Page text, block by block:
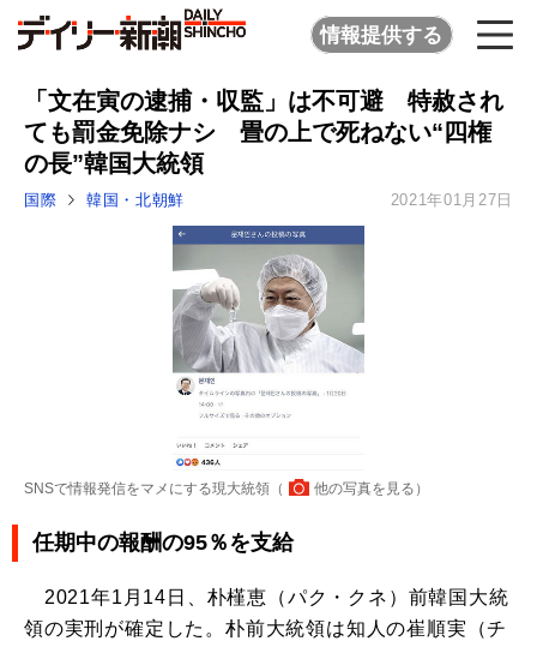
情報提供する
「文在寅の逮捕・収監」は不可避 特赦され
ても罰金免除ナシ 畳の上で死ねない“四権
の長”韓国大統領
国際 韓国・北朝鮮 2021年01月27日
SNSで情報発信をマメにする現大統領（ 他の写真を見る ）
任期中の報酬の95％を支給
2021年1月14日、朴槿恵（パク・クネ）前韓国大統
領の実刑が確定した。朴前大統領は知人の崔順実（チ